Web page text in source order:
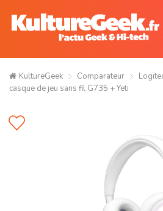
KultureGeek Comparateur
casque de jeu sans fil G735 + Yeti